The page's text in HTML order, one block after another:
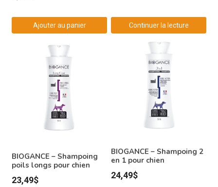
Ajouter au panier Continuer la lecture
BIOGANCE – Shampoing
poils longs pour chien
23,49$
BIOGANCE – Shampoing 2
en 1 pour chien
24,49$